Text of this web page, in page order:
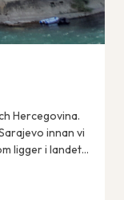
Hercegovina.
innan vi
ligger i landets